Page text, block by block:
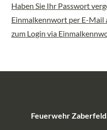
Haben Sie Ihr Passwort
Einmalkennwort per E-Mail
zum Login via
Feuerwehr Zaberfeld